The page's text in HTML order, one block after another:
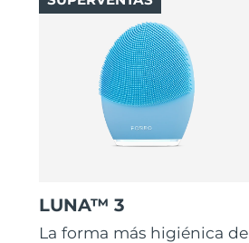
LUNA™ 3
La forma más higiénica de